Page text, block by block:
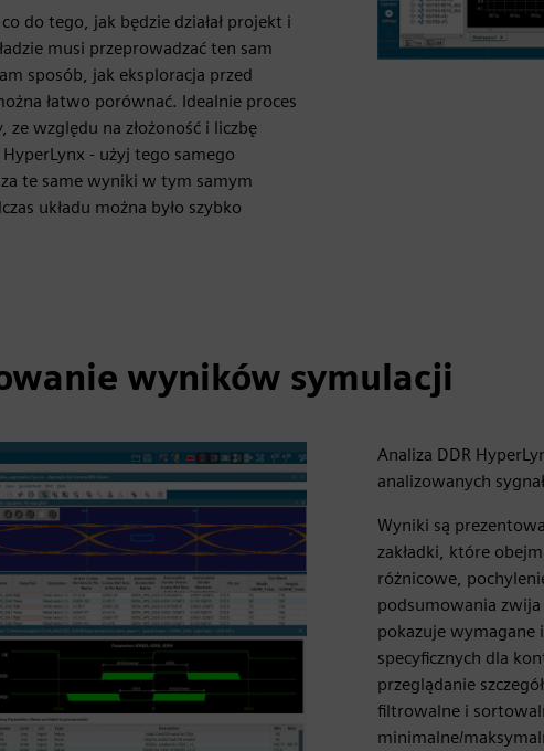
do tego, jak będzie działał projekt i
musi przeprowadzać ten sam
sposób, jak eksploracja przed
łatwo porównać. Idealnie proces
względu na złożoność i liczbę
- użyj tego samego
te same wyniki w tym samym
układu można było szybko
wyników symulacji
Analiza DDR
analizowanych
Wyniki są
zakładki, które
różnicowe,
podsumowania
pokazuje wymagane
specyficznych dla
przeglądanie
filtrowalne i
minimalne/